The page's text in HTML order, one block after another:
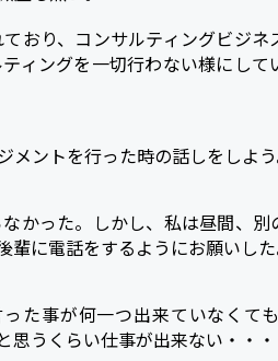
おり、コンサルティングビジ
ィングを一切行わない様にし
ントを行った時の話しをしよう
かった。しかし、私は昼間、
に電話をするようにお願いした
た事が何一つ出来ていなくて
うくらい仕事が出来ない・・・